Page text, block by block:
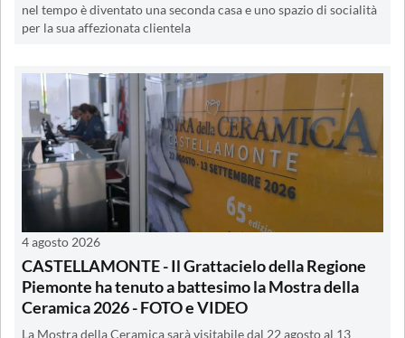
nel tempo è diventato una seconda casa e uno spazio di socialità
per la sua affezionata clientela
4 agosto 2026
CASTELLAMONTE - Il Grattacielo della Regione
Piemonte ha tenuto a battesimo la Mostra della
Ceramica 2026 - FOTO e VIDEO
La Mostra della Ceramica sarà visitabile dal 22 agosto al 13